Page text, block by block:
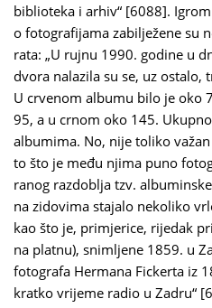
biblioteka i arhiv“ [6088].
o fotografijama zabilježene su
rata: „U rujnu 1990. godine u
dvora nalazila su se, uz
U crvenom albumu bilo je oko
95, a u crnom oko 145.
albumima. No, nije toliko
to što je među njima puno
ranog razdoblja tzv.
na zidovima stajalo nekoliko
kao što je, primjerice, rijedak
na platnu), snimljene 1859. u
fotografa Hermana Fickerta iz
kratko vrijeme radio u Zadru“